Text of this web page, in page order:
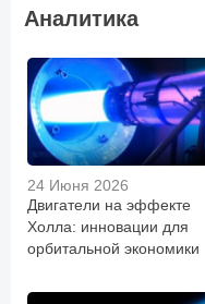
Аналитика
24 Июня 2026
Двигатели на эффекте
Холла: инновации для
орбитальной экономики